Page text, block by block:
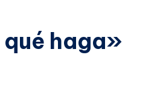
haga»